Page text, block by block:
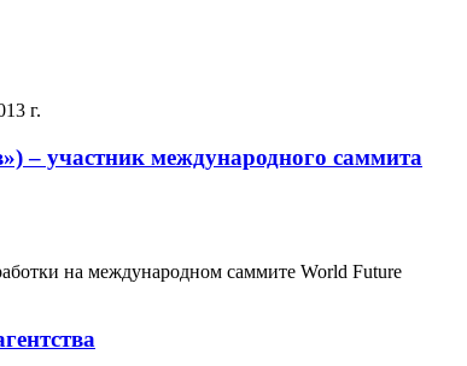
г.
участник международного саммита
на международном саммите World Future